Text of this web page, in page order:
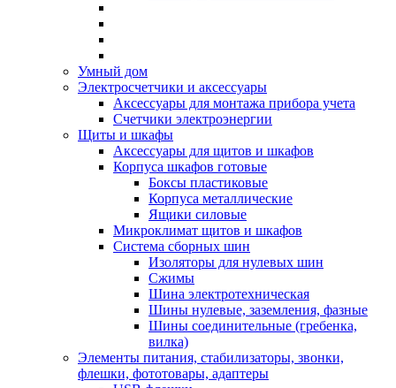
Умный дом
Электросчетчики и аксессуары
Аксессуары для монтажа прибора учета
Счетчики электроэнергии
Щиты и шкафы
Аксессуары для щитов и шкафов
Корпуса шкафов готовые
Боксы пластиковые
Корпуса металлические
Ящики силовые
Микроклимат щитов и шкафов
Система сборных шин
Изоляторы для нулевых шин
Сжимы
Шина электротехническая
Шины нулевые, заземления, фазные
Шины соединительные (гребенка,
вилка)
Элементы питания, стабилизаторы, звонки,
флешки, фототовары, адаптеры